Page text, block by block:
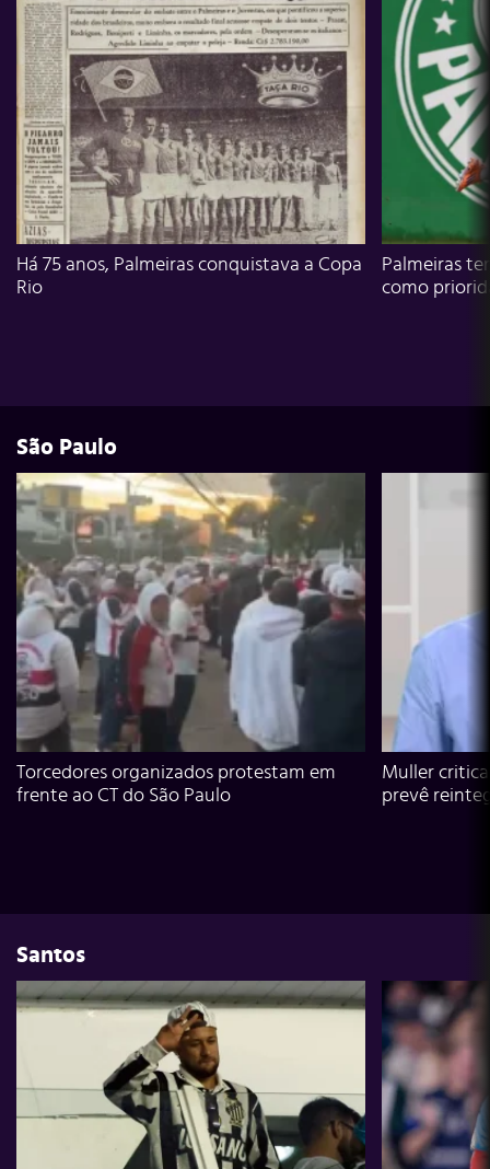
Há 75 anos, Palmeiras conquistava a Copa
Rio
Palmeiras
como
São Paulo
Torcedores organizados protestam em
frente ao CT do São Paulo
Muller
prevê
Santos